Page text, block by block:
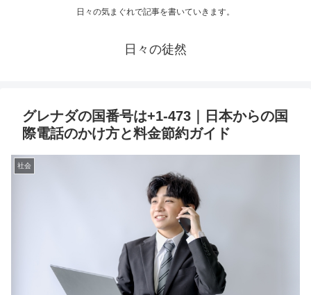
日々の気まぐれで記事を書いていきます。
日々の徒然
グレナダの国番号は+1-473｜日本からの国
際電話のかけ方と料金節約ガイド
社会